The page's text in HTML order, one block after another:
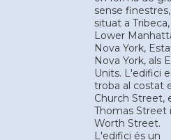
sense finestres,
situat a Tribeca,
Lower
Nova York,
Nova York, als
Units. L'edifici
troba al costat
Church Street,
Thomas Street i
Worth Street.
L'edifici és un